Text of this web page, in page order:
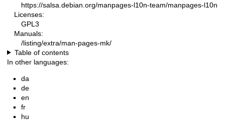
https://salsa.debian.org/manpages-l10n-team/manpages-l10n
Licenses:
GPL3
Manuals:
/listing/extra/man-pages-mk/
Table of contents
In other languages:
da
de
en
fr
hu